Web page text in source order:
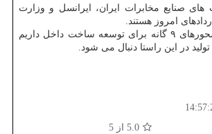
صنایع مخابرات ایران، ایرانسل و وزارت
امروز هستند.
گردان اعلام نمود: محورهای ۹ گانه برای توسعه ساخت داخل داریم
در این راستا دنبال می شود.
5.0 از 5